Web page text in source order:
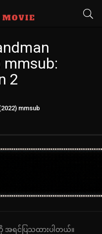
mmsub:
2
mmsub
အရင်ပြသထားပါတယ်။